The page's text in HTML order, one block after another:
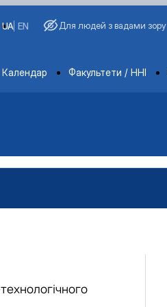
EN
UA Для людей з вадами зору
Календар Факультети / ННІ